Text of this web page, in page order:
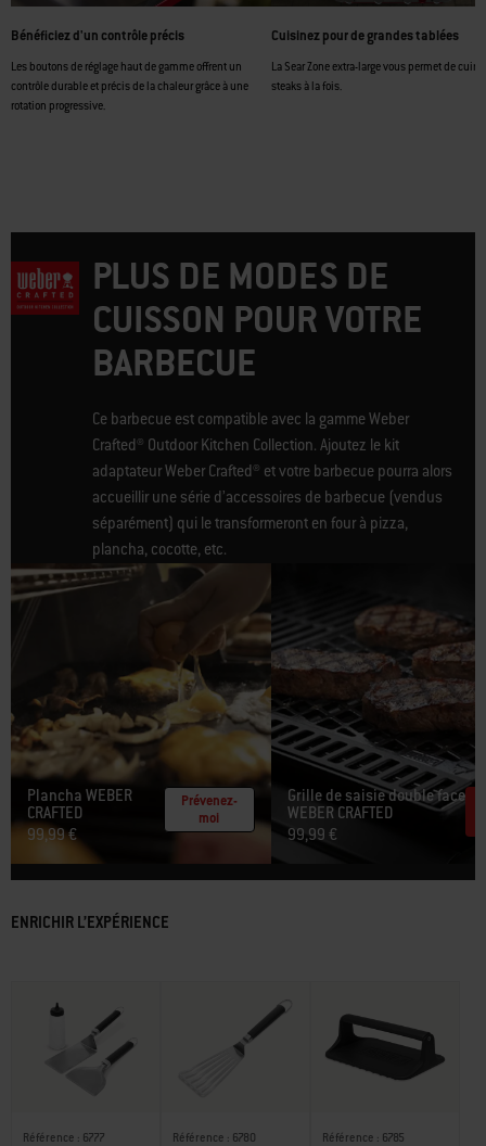
Bénéficiez d'un contrôle précis
Les boutons de réglage haut de gamme offrent un
contrôle durable et précis de la chaleur grâce à une
rotation progressive.
Cuisinez pour de grandes tablées
La Sear Zone extra-large vous permet de
steaks à la fois.
PLUS DE MODES DE
CUISSON POUR VOTRE
BARBECUE
Ce barbecue est compatible avec la gamme Weber
Crafted® Outdoor Kitchen Collection. Ajoutez le kit
adaptateur Weber Crafted® et votre barbecue pourra alors
accueillir une série d’accessoires de barbecue (vendus
séparément) qui le transformeront en four à pizza,
plancha, cocotte, etc.
Plancha WEBER
CRAFTED ​
99,99 €
Prévenez-
moi
Grille de saisie double face
WEBER CRAFTED​
99,99 €
ENRICHIR L’EXPÉRIENCE
Référence : 6777 Référence : 6780 Référence : 6785